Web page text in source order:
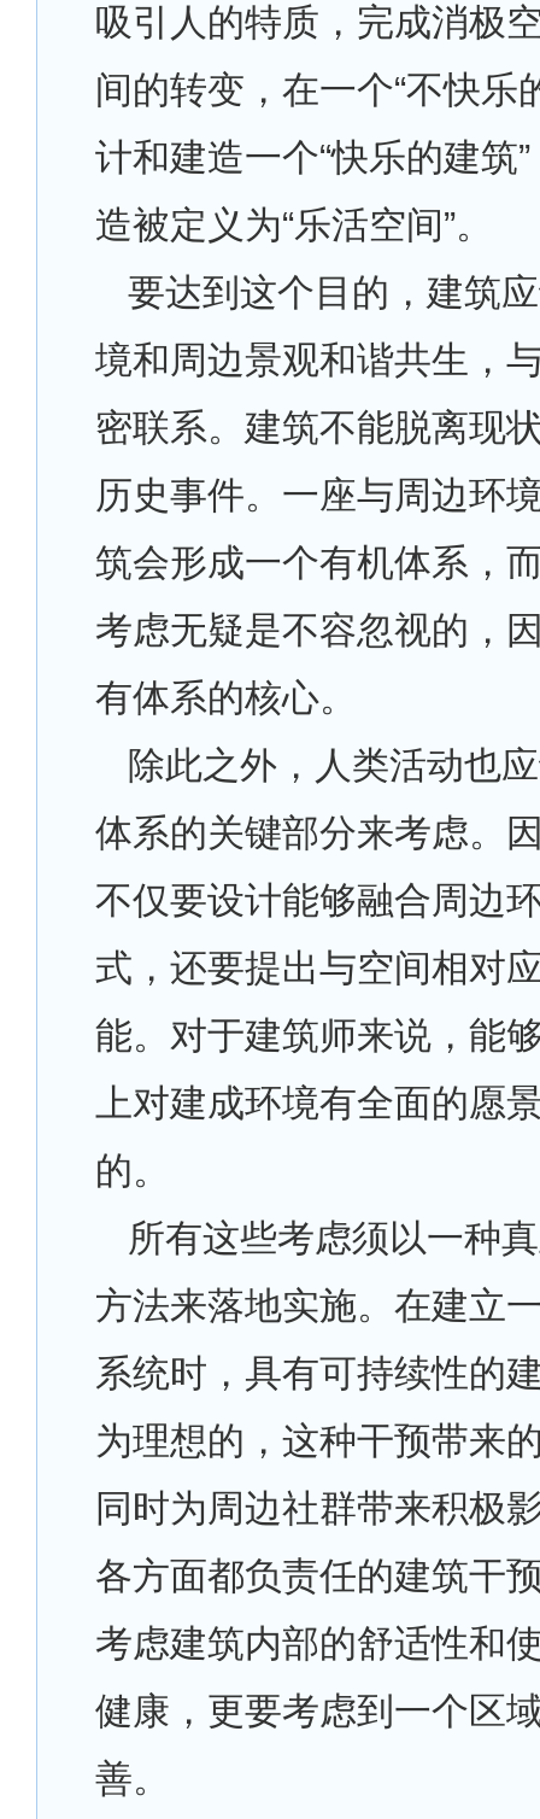
吸引人的特质，完成消极
间的转变，在一个“不快乐
计和建造一个“快乐的建筑
造被定义为“乐活空间”。
要达到这个目的，建筑
境和周边景观和谐共生，
密联系。建筑不能脱离现
历史事件。一座与周边环
筑会形成一个有机体系，
考虑无疑是不容忽视的，
有体系的核心。
除此之外，人类活动也
体系的关键部分来考虑。
不仅要设计能够融合周边
式，还要提出与空间相对
能。对于建筑师来说，能
上对建成环境有全面的愿
的。
所有这些考虑须以一种
方法来落地实施。在建立
系统时，具有可持续性的
为理想的，这种干预带来
同时为周边社群带来积极
各方面都负责任的建筑干
考虑建筑内部的舒适性和
健康，更要考虑到一个区
善。